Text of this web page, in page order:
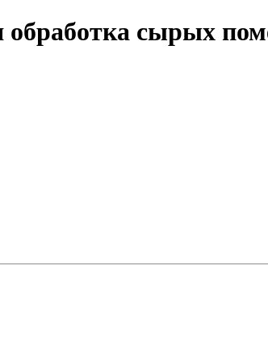
обработка сырых